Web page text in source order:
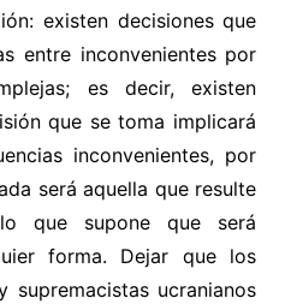
existen decisiones que
entre inconvenientes por
es decir, existen
que se toma implicará
inconvenientes, por
será aquella que resulte
lo que supone que será
forma. Dejar que los
supremacistas ucranianos